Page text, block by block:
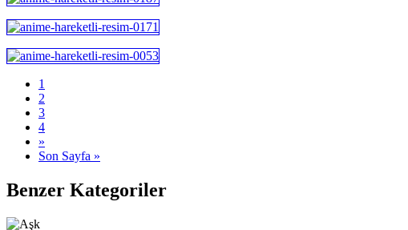
1
2
3
4
»
Son Sayfa »
Benzer Kategoriler